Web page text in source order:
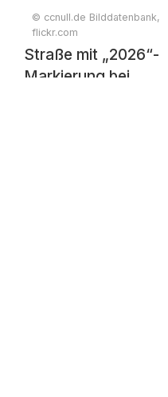
© ccnull.de Bilddatenbank,
flickr.com
Straße mit „2026“-
Markierung bei